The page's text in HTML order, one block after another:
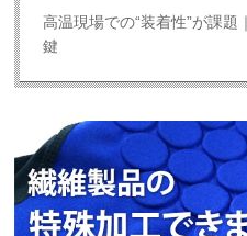
高温現場での“装着性”が課
鍵